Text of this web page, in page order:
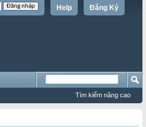
Đăng Ký
Help
Tìm kiếm nâng cao